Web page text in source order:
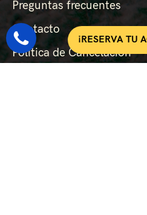
Preguntas frecuentes
Contacto
Política de Cancelación
¡RESERVA TU